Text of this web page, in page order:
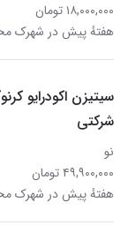
۱۸,۰۰۰,۰۰۰ تومان
هفتهٔ پیش در شهرک
سیتیزن اکودرایو
شرکتی
نو
۴۹,۹۰۰,۰۰۰ تومان
هفتهٔ پیش در شهرک